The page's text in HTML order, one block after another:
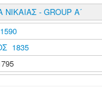
- GROUP A΄
1835